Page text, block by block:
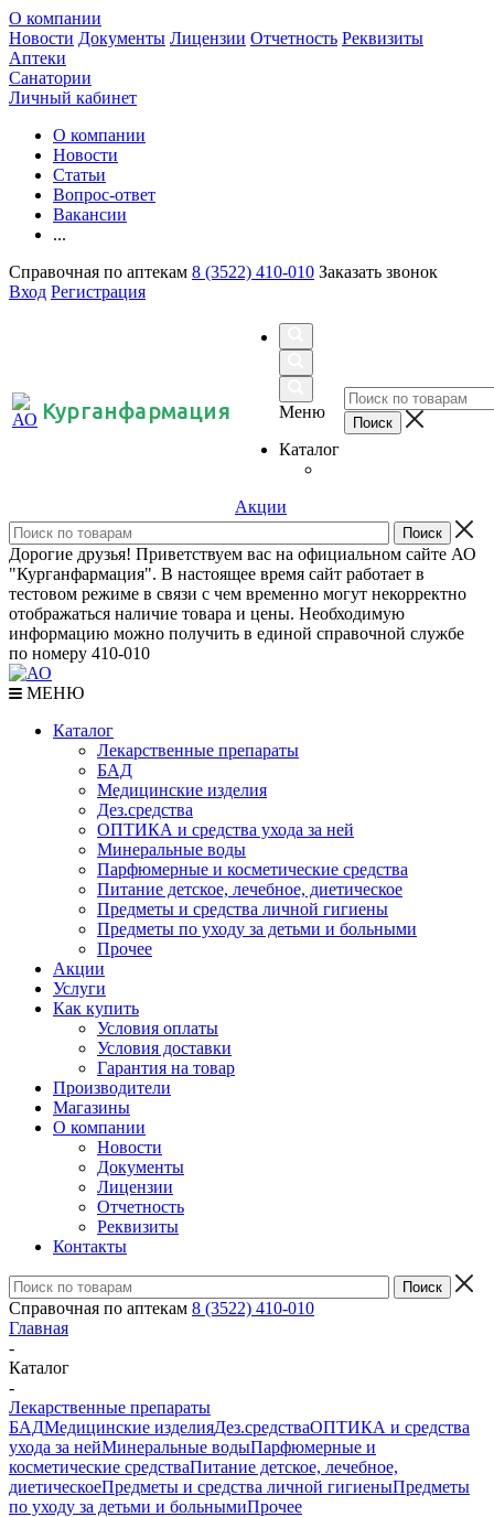
О компании
Новости Документы Лицензии Отчетность Реквизиты
Аптеки
Санатории
Личный кабинет
О компании
Новости
Статьи
Вопрос-ответ
Вакансии
...
Справочная по аптекам 8 (3522) 410-010 Заказать звонок
Вход Регистрация
Курганфармация
Меню
Каталог
Акции
Дорогие друзья! Приветствуем вас на официальном сайте АО
"Курганфармация". В настоящее время сайт работает в
тестовом режиме в связи с чем временно могут некорректно
отображаться наличие товара и цены. Необходимую
информацию можно получить в единой справочной службе
по номеру 410-010
МЕНЮ
Каталог
Лекарственные препараты
БАД
Медицинские изделия
Дез.средства
ОПТИКА и средства ухода за ней
Минеральные воды
Парфюмерные и косметические средства
Питание детское, лечебное, диетическое
Предметы и средства личной гигиены
Предметы по уходу за детьми и больными
Прочее
Акции
Услуги
Как купить
Условия оплаты
Условия доставки
Гарантия на товар
Производители
Магазины
О компании
Новости
Документы
Лицензии
Отчетность
Реквизиты
Контакты
Справочная по аптекам 8 (3522) 410-010
Главная
-
Каталог
-
Лекарственные препараты
БАДМедицинские изделияДез.средстваОПТИКА и средства
ухода за нейМинеральные водыПарфюмерные и
косметические средстваПитание детское, лечебное,
диетическоеПредметы и средства личной гигиеныПредметы
по уходу за детьми и больнымиПрочее